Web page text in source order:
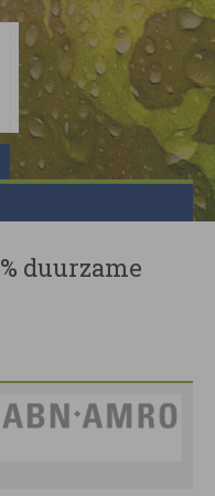
duurzame